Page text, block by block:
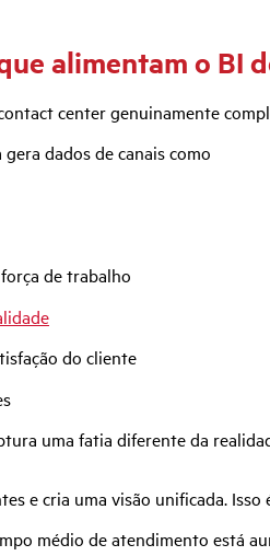
alimentam o BI
center genuinamente
dados de canais como
de trabalho
do cliente
uma fatia diferente da
e cria uma visão unificada.
médio de atendimento está